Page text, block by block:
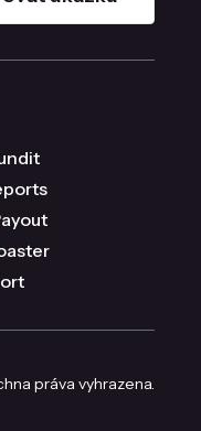
práva vyhrazena.